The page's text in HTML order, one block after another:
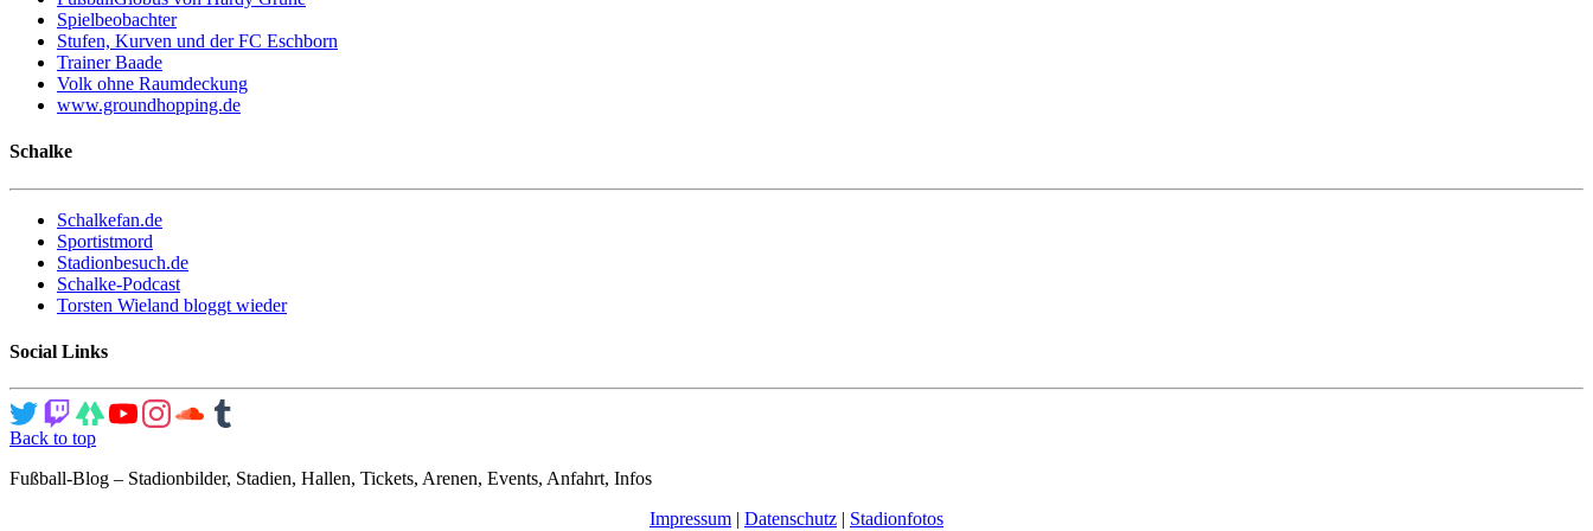
Spielbeobachter
Stufen, Kurven und der FC Eschborn
Trainer Baade
Volk ohne Raumdeckung
www.groundhopping.de
Schalke
Schalkefan.de
Sportistmord
Stadionbesuch.de
Schalke-Podcast
Torsten Wieland bloggt wieder
Social Links
Back to top
Fußball-Blog – Stadionbilder, Stadien, Hallen, Tickets, Arenen, Events, Anfahrt, Infos
Impressum | Datenschutz | Stadionfotos